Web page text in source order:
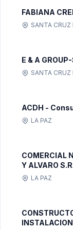
FABIANA
SANTA CRUZ
E & A
SANTA CRUZ
ACDH -
LA PAZ
COMERCIAL
Y ALVARO
LA PAZ